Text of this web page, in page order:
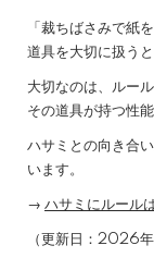
「裁ちばさみで紙
道具を大切に扱う
大切なのは、ルー
その道具が持つ性
ハサミとの向き合
います。
→ ハサミにルール
（更新日：2026年